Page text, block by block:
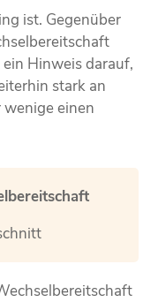
ist. Gegenüber
Hinweis darauf,
stark an
einen